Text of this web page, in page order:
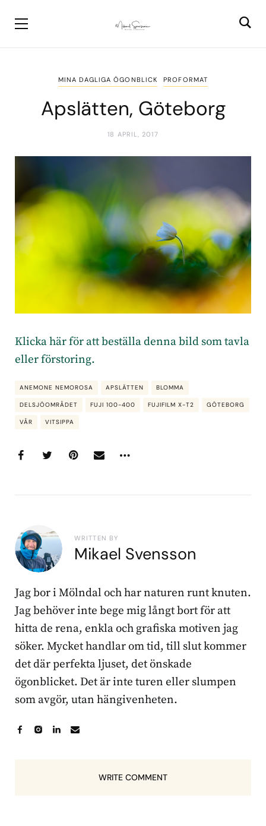
MINA DAGLIGA ÖGONBLICK PROFORMAT
Apslätten, Göteborg
18 APRIL, 2017
Klicka här för att beställa denna bild som tavla
eller förstoring.
ANEMONE NEMOROSA APSLÄTTEN BLOMMA
DELSJÖOMRÅDET FUJI 100-400 FUJIFILM X-T2 GÖTEBORG
VÅR VITSIPPA
WRITTEN BY
Mikael Svensson
Jag bor i Mölndal och har naturen runt knuten.
Jag behöver inte bege mig långt bort för att
hitta de rena, enkla och grafiska motiven jag
söker. Mycket handlar om tid, till slut kommer
det där perfekta ljuset, det önskade
ögonblicket. Det är inte turen eller slumpen
som avgör, utan hängivenheten.
WRITE COMMENT